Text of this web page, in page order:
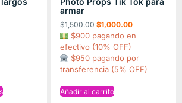
armar
$1,500.00 $1,000.00
$900 pagando en
efectivo (10% OFF)
$950 pagando por
transferencia (5% OFF)
Añadir al carrito